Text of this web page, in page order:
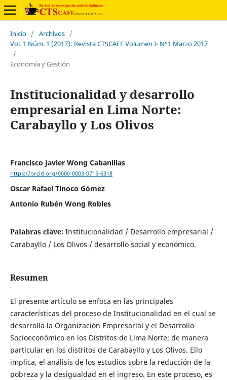
Inicio / Archivos /
Vol. 1 Núm. 1 (2017): Revista CTSCAFE Volumen I- N°1 Marzo 2017
/
Economía y Gestión
Institucionalidad y desarrollo
empresarial en Lima Norte:
Carabayllo y Los Olivos
Francisco Javier Wong Cabanillas
https://orcid.org/0000-0003-0715-6318
Oscar Rafael Tinoco Gómez
Antonio Rubén Wong Robles
Palabras clave: Institucionalidad / Desarrollo empresarial /
Carabayllo / Los Olivos / desarrollo social y económico.
Resumen
El presente artículo se enfoca en las principales
características del proceso de Institucionalidad en el cual se
desarrolla la Organización Empresarial y el Desarrollo
Socioeconómico en los Distritos de Lima Norte; de manera
particular en los distritos de Carabayllo y Los Olivos. Ello
implica, el análisis de los estudios sobre la reducción de la
pobreza y la desigualdad en el ingreso. En este proceso, es